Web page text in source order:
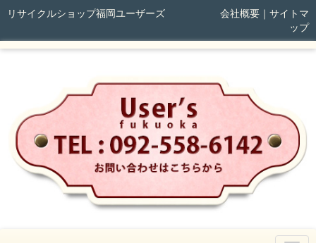
リサイクルショップ福岡ユーザーズ 会社概要｜ サイトマ
ップ